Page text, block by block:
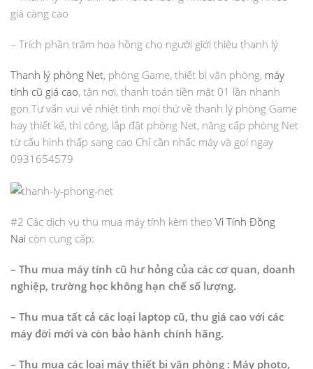
giá càng cao
– Trích phần trăm hoa hồng cho người giới thiệu thanh lý
Thanh lý phòng Net, phòng Game, thiết bị văn phòng, máy
tính cũ giá cao, tận nơi, thanh toán tiền mặt 01 lần nhanh
gọn.Tư vấn vui vẻ nhiệt tình mọi thứ về thanh lý phòng Game
hay thiết kế, thi công, lắp đặt phòng Net, nâng cấp phòng Net
từ cấu hình thấp sang cao Chỉ cần nhấc máy và gọi ngay
0931654579
#2 Các dịch vụ thu mua máy tính kèm theo Vi Tính Đồng
Nai còn cung cấp:
– Thu mua máy tính cũ hư hỏng của các cơ quan, doanh
nghiệp, trường học không hạn chế số lượng.
– Thu mua tất cả các loại laptop cũ, thu giá cao với các
máy đời mới và còn bảo hành chính hãng.
– Thu mua các loại máy thiết bị văn phòng : Máy photo,